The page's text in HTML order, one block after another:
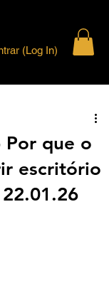
(Log In)
Por que o
escritório